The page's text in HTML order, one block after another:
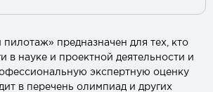
предназначен для тех, кто
в науке и проектной деятельности и
экспертную оценку
в перечень олимпиад и других